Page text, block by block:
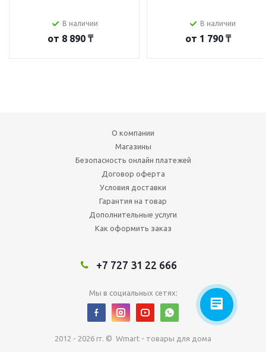
В наличии
от 8 890 ₸
В наличии
от 1 790 ₸
О компании
Магазины
Безопасность онлайн платежей
Договор оферта
Условия доставки
Гарантия на товар
Дополнительные услуги
Как оформить заказ
+7 727 31 22 666
Мы в социальных сетях:
2012 - 2026 гг. © Wmart - товары для дома